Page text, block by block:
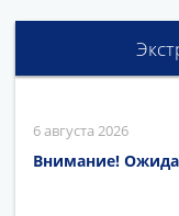
6 августа 2026
Внимание!